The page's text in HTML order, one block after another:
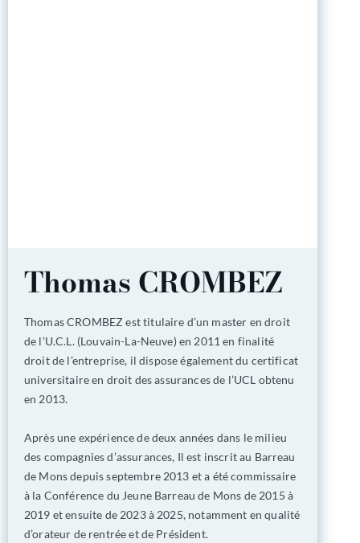
Thomas CROMBEZ
Thomas CROMBEZ est titulaire d’un master en droit
de l’U.C.L. (Louvain-La-Neuve) en 2011 en finalité
droit de l’entreprise, il dispose également du certificat
universitaire en droit des assurances de l’UCL obtenu
en 2013.
Après une expérience de deux années dans le milieu
des compagnies d’assurances, Il est inscrit au Barreau
de Mons depuis septembre 2013 et a été commissaire
à la Conférence du Jeune Barreau de Mons de 2015 à
2019 et ensuite de 2023 à 2025, notamment en qualité
d’orateur de rentrée et de Président.